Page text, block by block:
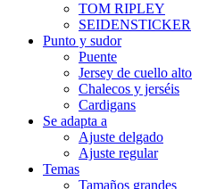
TOM RIPLEY
SEIDENSTICKER
Punto y sudor
Puente
Jersey de cuello alto
Chalecos y jerséis
Cardigans
Se adapta a
Ajuste delgado
Ajuste regular
Temas
Tamaños grandes